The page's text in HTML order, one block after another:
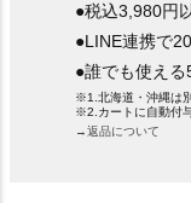
●税込3,980円
●LINE連携で
●誰でも使え
※1.北海道・沖縄は
※2.カートに自動付
→返品について